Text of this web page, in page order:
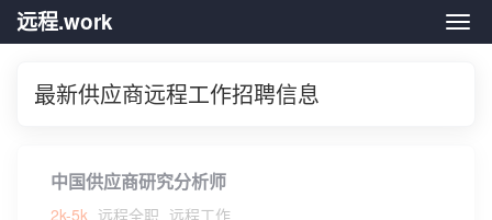
远
远程.work
最新供应商远程工作招聘信息
中国供应商研究分析师
2k-5k 远程全职 远程工作